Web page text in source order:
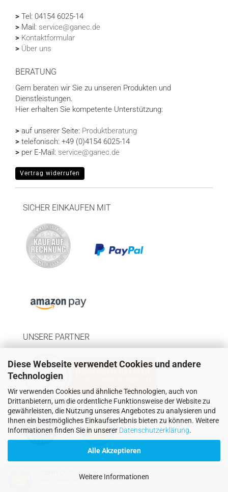
Diese Webseite verwendet Cookies und andere
Technologien
Wir verwenden Cookies und ähnliche Technologien, auch von
Drittanbietern, um die ordentliche Funktionsweise der Website zu
gewährleisten, die Nutzung unseres Angebotes zu analysieren und
Ihnen ein bestmögliches Einkaufserlebnis bieten zu können. Weitere
Informationen finden Sie in unserer Datenschutzerklärung.
Alle Akzeptieren
Weitere Informationen
> Tel: 04154 6025-14
> Mail: service@ganec.de
> Kontaktformular
> Über uns
BERATUNG
Gern beraten wir Sie zu unseren Produkten und
Dienstleistungen.
Hier erhalten Sie kompetente Unterstützung:
> auf unserer Seite: Produktberatung
> telefonisch: +49 (0)4154 6025-14
> per E-Mail: service@ganec.de
Vertrag widerrufen
SICHER EINKAUFEN MIT
UNSERE PARTNER
Onlineshop erstellenmit Gambio.de © 2026
(4.71 / 5)
Bewertung bei: shopvote.de ⓘ